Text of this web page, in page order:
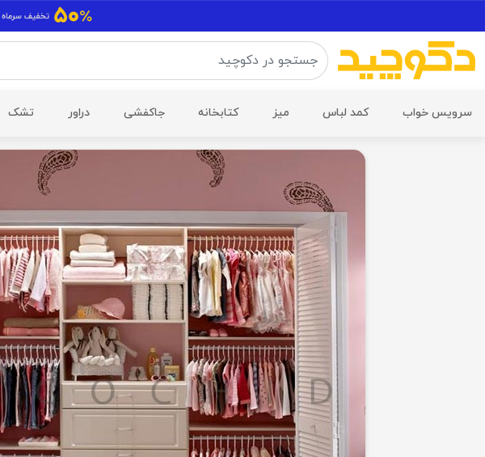
سرویس خواب کمد لباس میز کتابخانه جاکفشی دراور تشک